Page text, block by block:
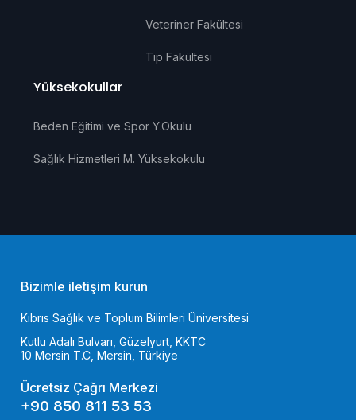
Bizimle iletişim kurun
Kıbrıs Sağlık ve Toplum Bilimleri Üniversitesi
Kutlu Adalı Bulvarı, Güzelyurt, KKTC
10 Mersin T.C, Mersin, Türkiye
Ücretsiz Çağrı Merkezi
+90 850 811 53 53
Veteriner Fakültesi
Tıp Fakültesi
Yüksekokullar
Beden Eğitimi ve Spor Y.Okulu
Sağlık Hizmetleri M. Yüksekokulu